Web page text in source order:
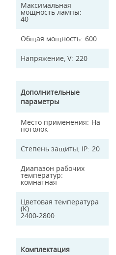
Максимальная
мощность лампы
40
Общая мощность 600
Напряжение, V 220
Дополнительные
параметры
Место применения На
потолок
Степень защиты, IP 20
Диапазон рабочих
температур
комнатная
Цветовая температура
(K)
2400-2800
Комплектация